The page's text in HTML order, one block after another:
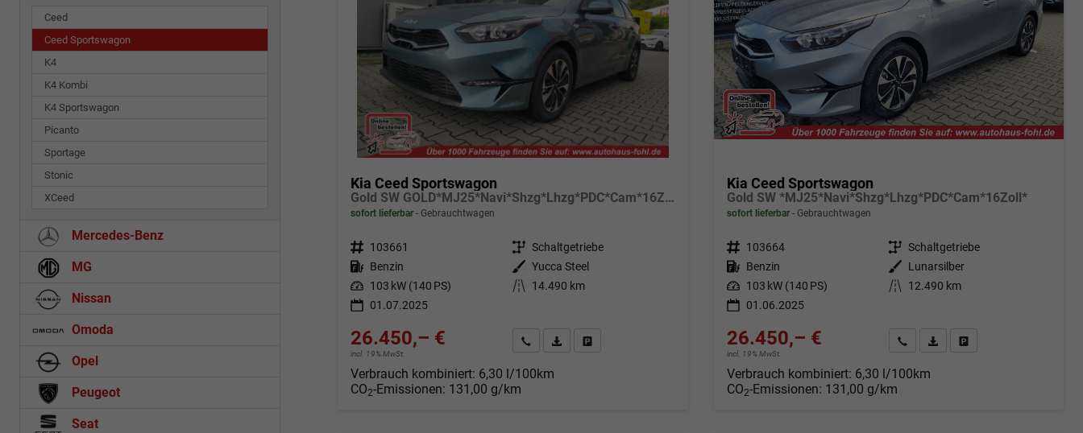
Kia Ceed Sportswagon
Gold SW GOLD*MJ25*Navi*Shzg*Lhzg*PDC*Cam*16Zoll*
sofort lieferbar Gebrauchtwagen
Fahrzeugnr. 103661 Getriebe Schaltgetriebe
Kraftstoff Benzin Außenfarbe Yucca Steel
Leistung 103 kW (140 PS) Kilometerstand
14.490 km
01.07.2025
26.450,– €
incl. 19% MwSt.
Angebot anfordern
Fahrzeugexpose (PDF)
Verbrauch kombiniert: 6,30 l/100km
CO2-Emissionen: 131,00 g/km
Kia Ceed Sportswagon
Gold SW *MJ25*Navi*Shzg*Lhzg*PDC*Cam*16Zoll*
sofort lieferbar Gebrauchtwagen
Fahrzeugnr. 103664 Getriebe Schaltgetriebe
Kraftstoff Benzin Außenfarbe
Lunarsilber
Leistung 103 kW (140 PS) Kilometerstand
12.490 km
01.06.2025
26.450,– €
incl. 19% MwSt.
Angebot anfordern
Fahrzeugexpose (PDF)
Fahrzeug parken
Verbrauch kombiniert: 6,30 l/100km
CO2-Emissionen: 131,00 g/km
Ceed
Ceed Sportswagon
K4
K4 Kombi
K4 Sportswagon
Picanto
Sportage
Stonic
XCeed
Mercedes-Benz
MG
Nissan
Omoda
Opel
Peugeot
Seat